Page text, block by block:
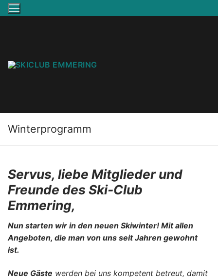
Zum
Inhalt
Winterprogramm
Servus, liebe Mitglieder und
Freunde des Ski-Club
Emmering,
Nun starten wir in den neuen Skiwinter! Mit allen
Angeboten, die man von uns seit Jahren gewohnt
ist.
Neue Gäste werden bei uns kompetent betreut, damit